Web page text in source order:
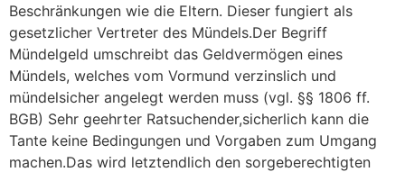
Beschränkungen wie die Eltern. Dieser fungiert als
gesetzlicher Vertreter des Mündels.Der Begriff
Mündelgeld umschreibt das Geldvermögen eines
Mündels, welches vom Vormund verzinslich und
mündelsicher angelegt werden muss (vgl. §§ 1806 ff.
BGB) Sehr geehrter Ratsuchender,sicherlich kann die
Tante keine Bedingungen und Vorgaben zum Umgang
machen.Das wird letztendlich den sorgeberechtigten